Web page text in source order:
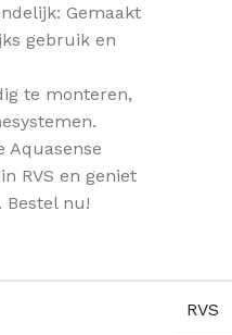
Gemaakt
gebruik en
te monteren,
Aquasense
RVS en geniet
nu!
RVS